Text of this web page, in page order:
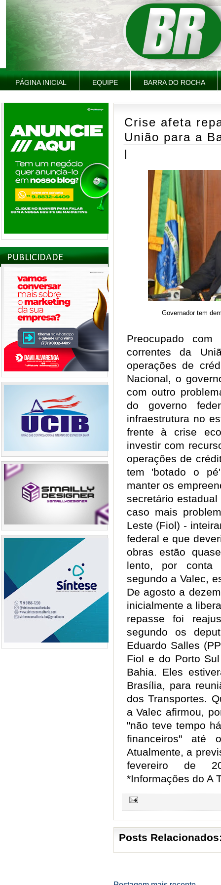
PÁGINA INICIAL EQUIPE BARRA DO ROCHA
PUBLICIDADE
Crise afeta
União para a
|
Governador tem
Preocupado
correntes da
operações de
Nacional, o
com outro
do governo
infraestrutura no
frente à crise
investir com
operações de
tem 'botado o
manter os
secretário
caso mais
Leste (Fiol) -
federal e que
obras estão
lento, por conta
segundo a Valec,
De agosto a
inicialmente a
repasse foi
segundo os
Eduardo Salles
Fiol e do Porto
Bahia. Eles
Brasília, para
dos Transportes.
a Valec afirmou,
"não teve tempo
financeiros" até
Atualmente, a
fevereiro de
*Informações do A
Posts